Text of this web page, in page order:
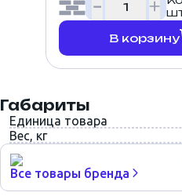
В корзину
Габариты
Единица товара
Вес, кг
Все товары бренда